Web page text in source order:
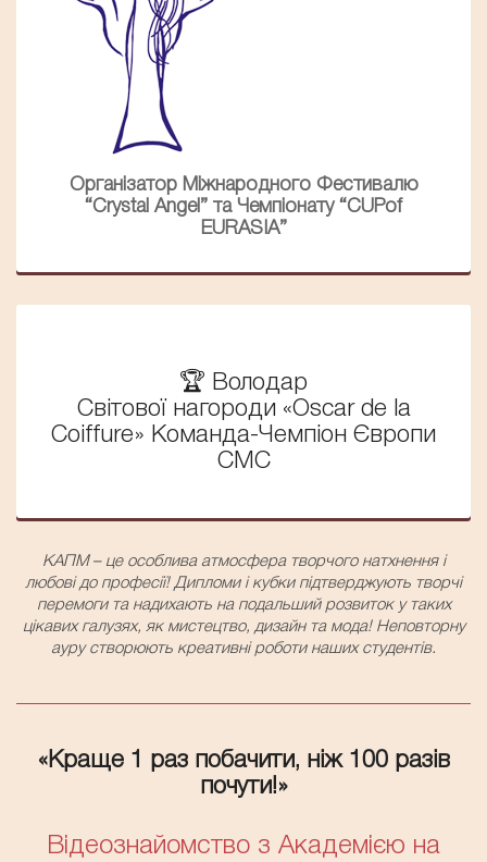
Організатор Міжнародного Фестивалю
“Сrystal Angel” та Чемпіонату “CUPof
EURASIA”
🏆 Володар
Світової нагороди «Oscar de la
Coiffure» Команда-Чемпіон Європи
СМС
КАПМ – це особлива атмосфера творчого натхнення і
любові до професії! Дипломи і кубки підтверджують творчі
перемоги та надихають на подальший розвиток у таких
цікавих галузях, як мистецтво, дизайн та мода! Неповторну
ауру створюють креативні роботи наших студентів.
«Краще 1 раз побачити, ніж 100 разів
почути!»
Відеознайомство з Академією на